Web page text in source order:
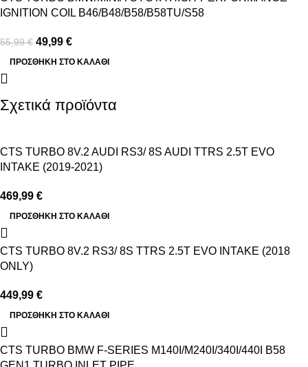
IGNITION COIL B46/B48/B58/B58TU/S58
55,99€ 49,99 €
ΠΡΟΣΘΉΚΗ ΣΤΟ ΚΑΛΆΘΙ
Σχετικά προϊόντα
CTS TURBO 8V.2 AUDI RS3/ 8S AUDI TTRS 2.5T EVO
INTAKE (2019-2021)
469,99 €
ΠΡΟΣΘΉΚΗ ΣΤΟ ΚΑΛΆΘΙ
CTS TURBO 8V.2 RS3/ 8S TTRS 2.5T EVO INTAKE (2018
ONLY)
449,99 €
ΠΡΟΣΘΉΚΗ ΣΤΟ ΚΑΛΆΘΙ
CTS TURBO BMW F-SERIES M140I/M240I/340I/440I B58